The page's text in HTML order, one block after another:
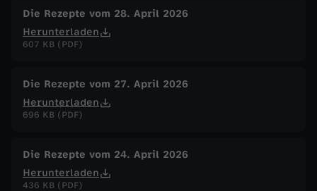
Die Rezepte vom 28. April 2026
Herunterladen
607 KB (PDF)
Die Rezepte vom 27. April 2026
Herunterladen
696 KB (PDF)
Die Rezepte vom 24. April 2026
Herunterladen
436 KB (PDF)